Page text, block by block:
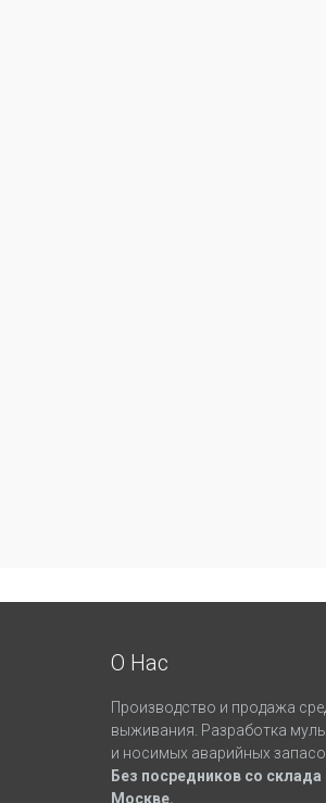
О Нас
Производство и продажа
выживания. Разработка
и носимых аварийных
Без посредников со склада
Москве.